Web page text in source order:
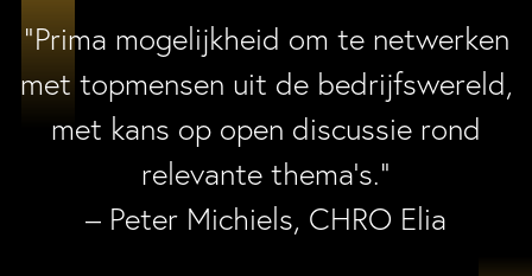
“Prima mogelijkheid om te netwerken
met topmensen uit de bedrijfswereld,
met kans op open discussie rond
relevante thema’s.”
– Peter Michiels, CHRO Elia